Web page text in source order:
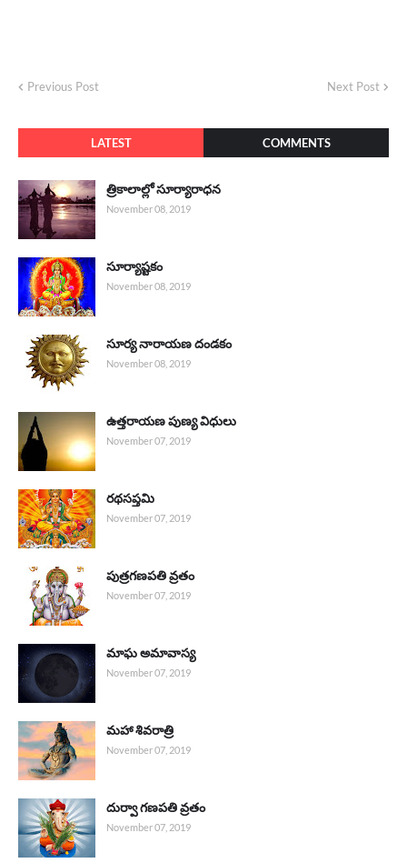
Previous Post Next Post
LATEST COMMENTS
త్రికాలాల్లో సూర్యారాధన
November 08, 2019
సూర్యాష్టకం
November 08, 2019
సూర్య నారాయణ దండకం
November 08, 2019
ఉత్తరాయణ పుణ్య విధులు
November 07, 2019
రథసప్తమి
November 07, 2019
పుత్రగణపతి వ్రతం
November 07, 2019
మాఘ అమావాస్య
November 07, 2019
మహా శివరాత్రి
November 07, 2019
దుర్వా గణపతి వ్రతం
November 07, 2019